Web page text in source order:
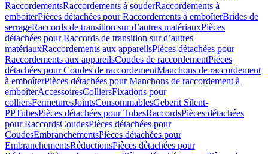
RaccordementsRaccordements à souderRaccordements à
emboîterPièces détachées pour Raccordements à emboîterBrides de
serrageRaccords de transition sur d’autres matériauxPièces
détachées pour Raccords de transition sur d’autres
matériauxRaccordements aux appareilsPièces détachées pour
Raccordements aux appareilsCoudes de raccordementPièces
détachées pour Coudes de raccordementManchons de raccordement
à emboîterPièces détachées pour Manchons de raccordement à
emboîterAccessoiresColliersFixations pour
colliersFermeturesJointsConsommablesGeberit Silent-
PPTubesPièces détachées pour TubesRaccordsPièces détachées
pour RaccordsCoudesPièces détachées pour
CoudesEmbranchementsPièces détachées pour
EmbranchementsRéductionsPièces détachées pour